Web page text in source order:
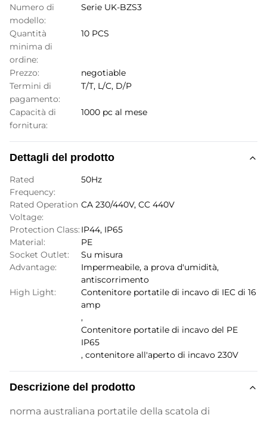
Numero di
modello:
Serie UK-BZS3
Quantità
minima di
ordine:
10 PCS
Prezzo:
negotiable
Termini di
pagamento:
T/T, L/C, D/P
Capacità di
fornitura:
1000 pc al mese
Dettagli del prodotto
Rated
Frequency:
50Hz
Rated Operation
Voltage:
CA 230/440V, CC 440V
Protection Class: IP44, IP65
Material:
PE
Socket Outlet:
Su misura
Advantage:
Impermeabile, a prova d'umidità,
antiscorrimento
High Light:
Contenitore portatile di incavo di IEC di 16
amp
,
Contenitore portatile di incavo del PE
IP65
, contenitore all'aperto di incavo 230V
Descrizione del prodotto
norma australiana portatile della scatola di